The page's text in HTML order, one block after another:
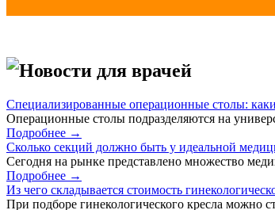
Новости для врачей
Специализированные операционные столы:
Операционные столы подразделяются на
Подробнее →
Сколько секций должно быть у идеальной
Сегодня на рынке представлено множество
Подробнее →
Из чего складывается стоимость
При подборе гинекологического кресла можно